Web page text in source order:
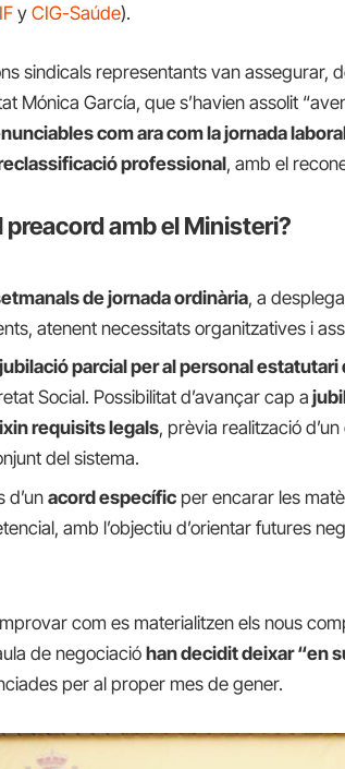
yCIG-Saúde).
sindicals representants van assegurar,
Mónica García, que s’havien assolit
com ara com la jornada
professional, amb el
preacord amb el Ministeri?
de jornada ordinària, a
atenent necessitats organitzatives i
jubilació parcial per al personal
Social. Possibilitat d’avançar cap a
requisits legals, prèvia realització
del sistema.
d’unacord específic per encarar les
amb l’objectiu d’orientar futures
com es materialitzen els nous
de negociacióhan decidit deixar “en
per al proper mes de gener.